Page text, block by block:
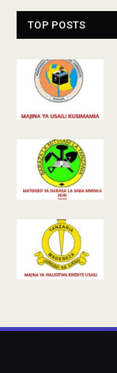
TOP POSTS